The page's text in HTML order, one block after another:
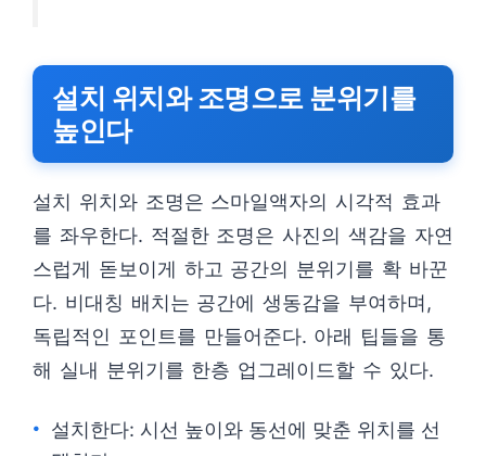
설치 위치와 조명으로 분위기를
높인다
설치 위치와 조명은 스마일액자의 시각적 효과
를 좌우한다. 적절한 조명은 사진의 색감을 자연
스럽게 돋보이게 하고 공간의 분위기를 확 바꾼
다. 비대칭 배치는 공간에 생동감을 부여하며,
독립적인 포인트를 만들어준다. 아래 팁들을 통
해 실내 분위기를 한층 업그레이드할 수 있다.
설치한다: 시선 높이와 동선에 맞춘 위치를 선